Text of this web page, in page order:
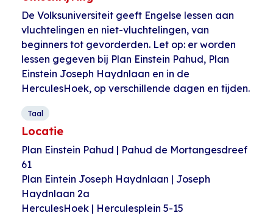
De Volksuniversiteit geeft Engelse lessen aan
vluchtelingen en niet-vluchtelingen, van
beginners tot gevorderden. Let op: er worden
lessen gegeven bij Plan Einstein Pahud, Plan
Einstein Joseph Haydnlaan en in de
HerculesHoek, op verschillende dagen en tijden.
Taal
Locatie
Plan Einstein Pahud | Pahud de Mortangesdreef
61
Plan Eintein Joseph Haydnlaan | Joseph
Haydnlaan 2a
HerculesHoek | Herculesplein 5-15